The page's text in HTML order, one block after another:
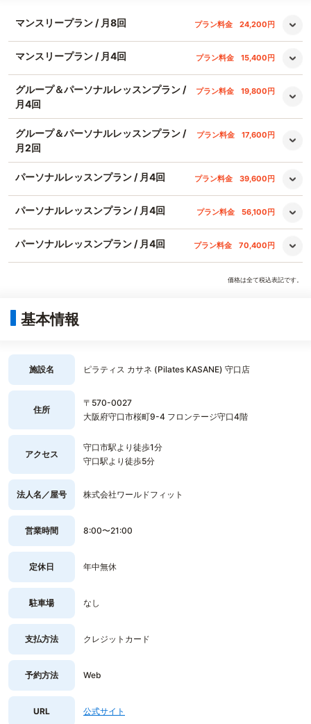
マンスリープラン / 月8回 プラン料金 24,200円
マンスリープラン / 月4回 プラン料金 15,400円
グループ＆パーソナルレッスンプラン /
月4回
プラン料金 19,800円
グループ＆パーソナルレッスンプラン /
月2回
プラン料金 17,600円
パーソナルレッスンプラン / 月4回 プラン料金 39,600円
パーソナルレッスンプラン / 月4回 プラン料金 56,100円
パーソナルレッスンプラン / 月4回 プラン料金 70,400円
価格は全て税込表記です。
基本情報
施設名 ピラティス カサネ (Pilates KASANE) 守口店
住所
〒570-0027
大阪府守口市桜町9-4 フロンテージ守口4階
アクセス
守口市駅より徒歩1分
守口駅より徒歩5分
法人名／屋号 株式会社ワールドフィット
営業時間 8:00〜21:00
定休日 年中無休
駐車場 なし
支払方法 クレジットカード
予約方法 Web
URL 公式サイト